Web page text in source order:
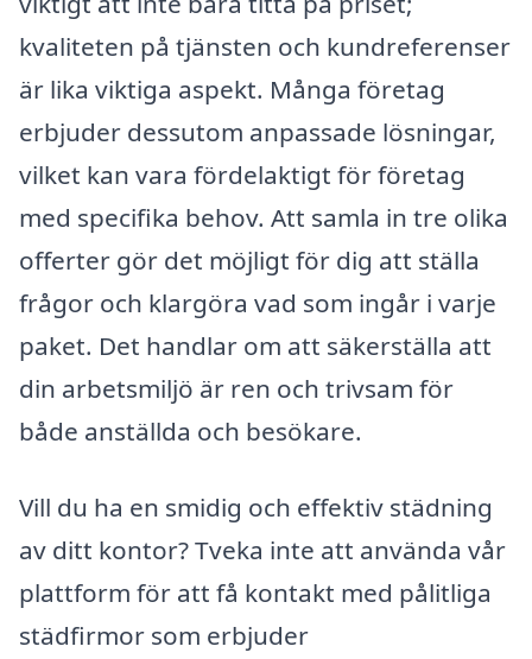
kvaliteten på tjänsten och kundreferenser
är lika viktiga aspekt. Många företag
erbjuder dessutom anpassade lösningar,
vilket kan vara fördelaktigt för företag
med specifika behov. Att samla in tre olika
offerter gör det möjligt för dig att ställa
frågor och klargöra vad som ingår i varje
paket. Det handlar om att säkerställa att
din arbetsmiljö är ren och trivsam för
både anställda och besökare.
Vill du ha en smidig och effektiv städning
av ditt kontor? Tveka inte att använda vår
plattform för att få kontakt med pålitliga
städfirmor som erbjuder